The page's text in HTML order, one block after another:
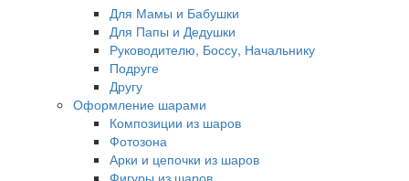
Для Мамы и Бабушки
Для Папы и Дедушки
Руководителю, Боссу, Начальнику
Подруге
Другу
Оформление шарами
Композиции из шаров
Фотозона
Арки и цепочки из шаров
Фигуры из шаров